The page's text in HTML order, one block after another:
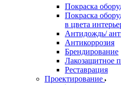
Покраска
Покраска
в цвета
Антидождь/
Антикоррозия
Брендирование
Лакозащитное
Реставрация
Проектирование